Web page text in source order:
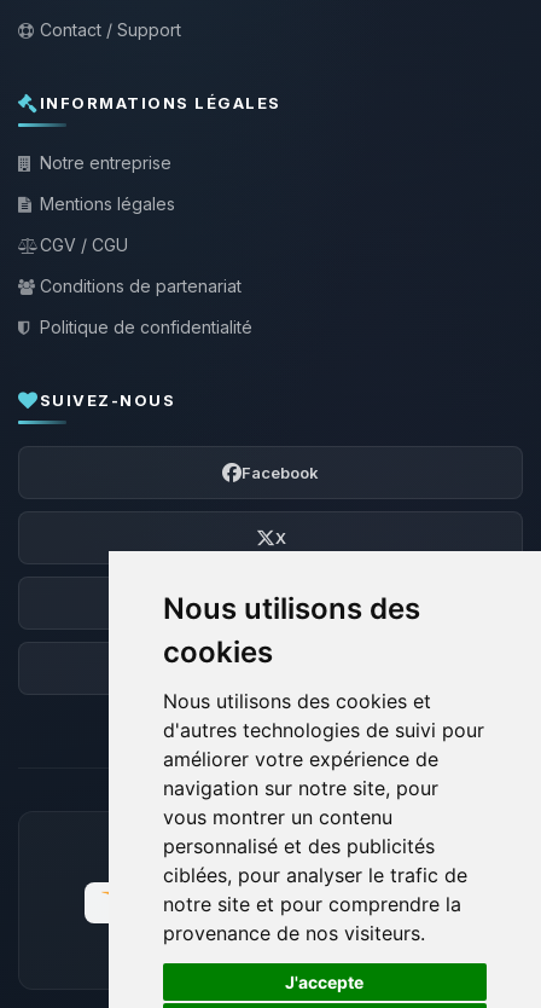
Nous utilisons des
cookies
Nous utilisons des cookies et
d'autres technologies de suivi pour
améliorer votre expérience de
navigation sur notre site, pour
vous montrer un contenu
personnalisé et des publicités
ciblées, pour analyser le trafic de
notre site et pour comprendre la
provenance de nos visiteurs.
J'accepte
Contact / Support
INFORMATIONS LÉGALES
Notre entreprise
Mentions légales
CGV / CGU
Conditions de partenariat
Politique de confidentialité
SUIVEZ-NOUS
Facebook
X
Discord
Forum
MOYENS DE PAIEMENT ACCEPTÉS
🍪